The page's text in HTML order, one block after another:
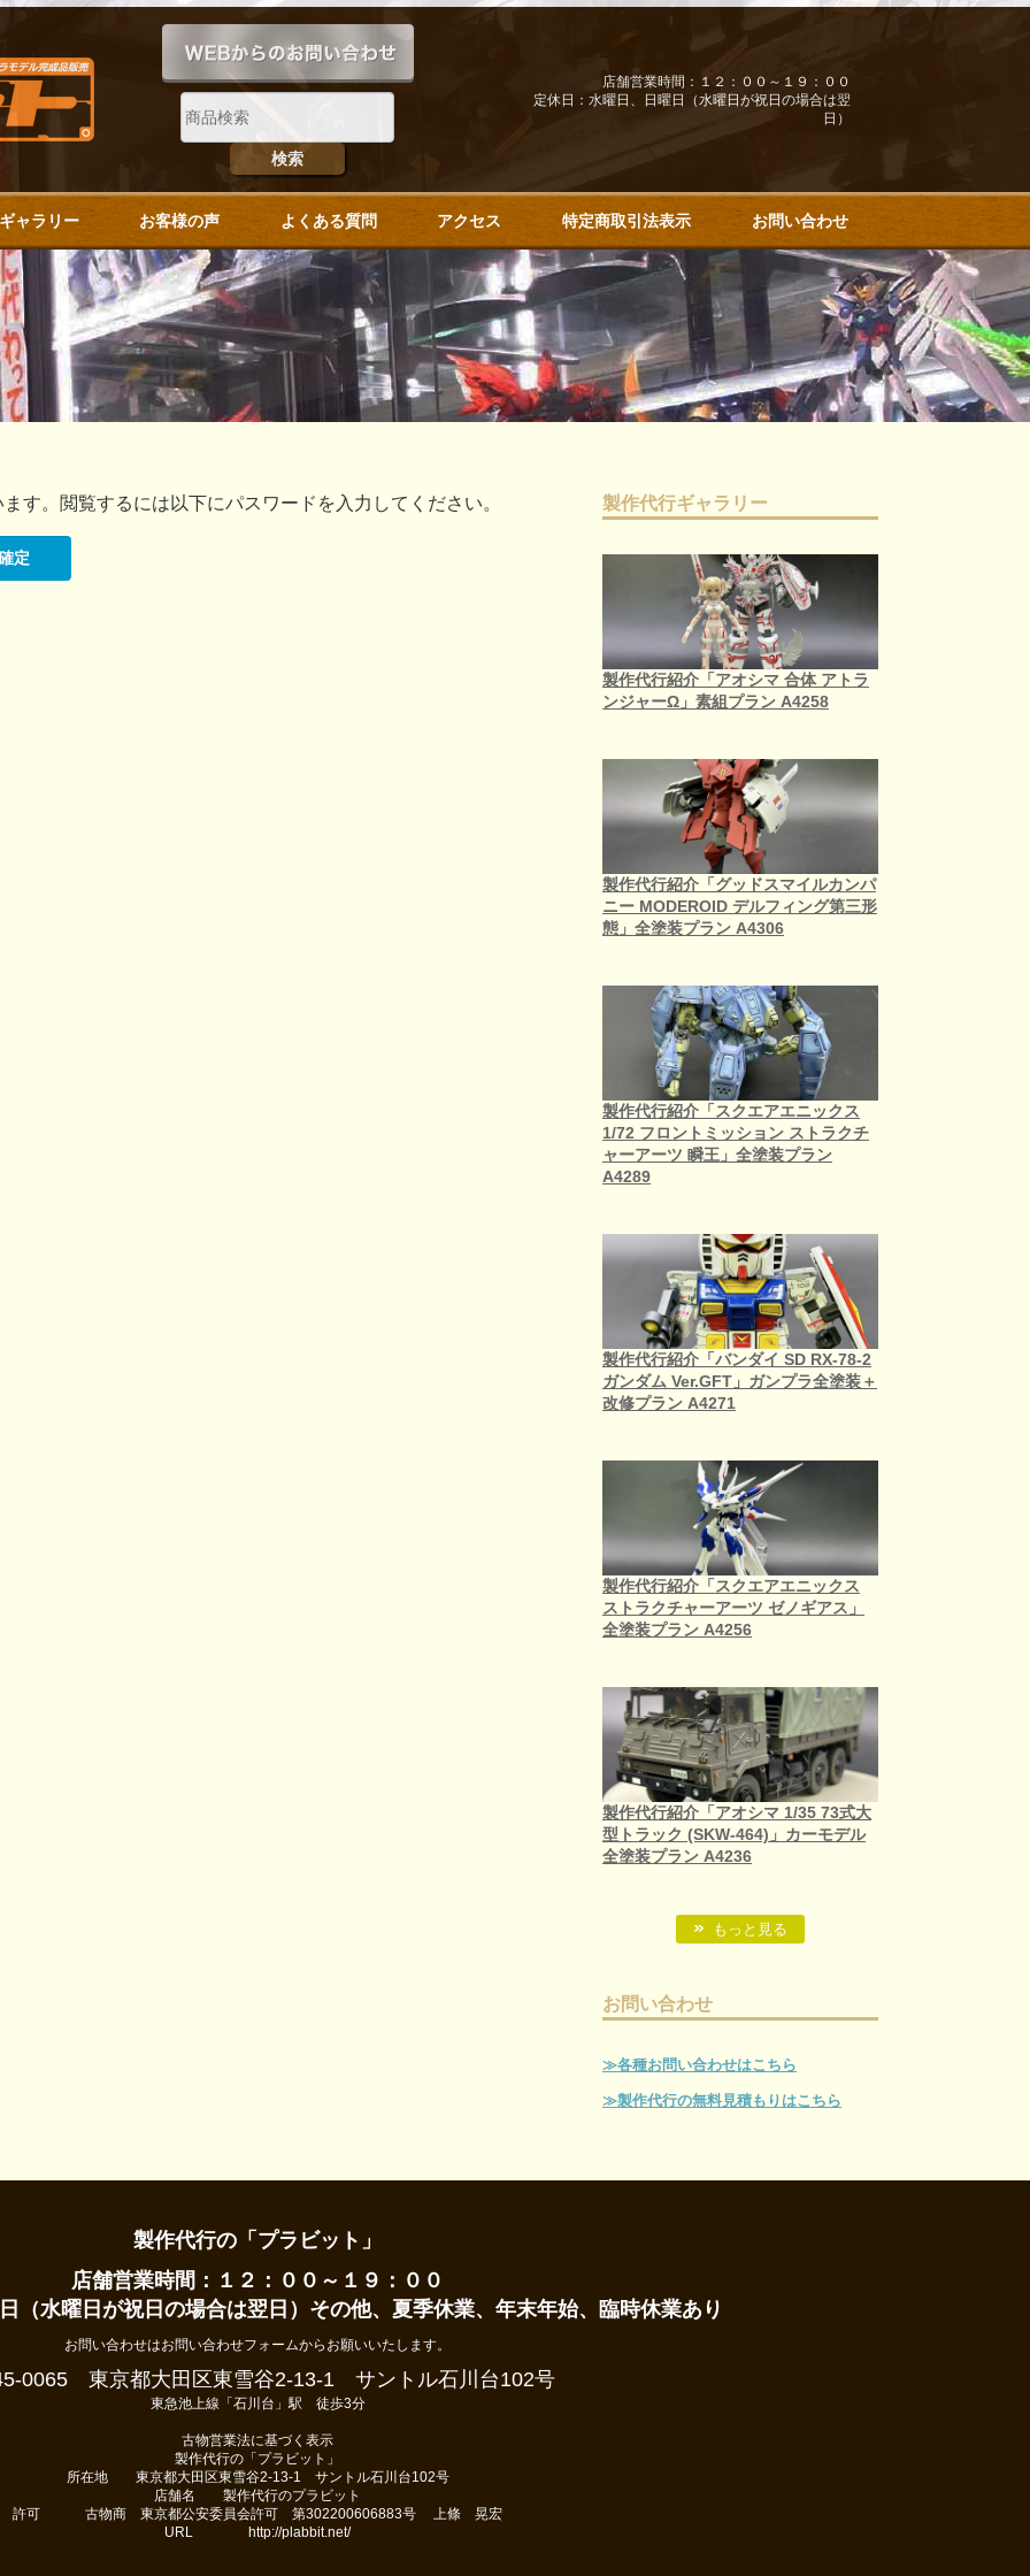
店舗営業時間：１２：００～１９：００
定休日：水曜日、日曜日（水曜日が祝日の場合は翌
日）
ャラリー お客様の声 よくある質問 アクセス 特定商取引法表示 お問い合わせ
す。閲覧するには以下にパスワードを入力してください。 製作代行ギャラリー
製作代行紹介「アオシマ 合体 アトラ
ンジャーΩ」素組プラン A4258
製作代行紹介「グッドスマイルカンパ
ニー MODEROID デルフィング第三形
態」全塗装プラン A4306
製作代行紹介「スクエアエニックス
1/72 フロントミッション ストラクチ
ャーアーツ 瞬王」全塗装プラン
A4289
製作代行紹介「バンダイ SD RX-78-2
ガンダム Ver.GFT」ガンプラ全塗装＋
改修プラン A4271
製作代行紹介「スクエアエニックス
ストラクチャーアーツ ゼノギアス」
全塗装プラン A4256
製作代行紹介「アオシマ 1/35 73式大
型トラック (SKW-464)」カーモデル
全塗装プラン A4236
もっと見る
お問い合わせ
≫各種お問い合わせはこちら
≫製作代行の無料見積もりはこちら
製作代行の「プラビット」
店舗営業時間：１２：００～１９：００
（水曜日が祝日の場合は翌日）その他、夏季休業、年末年始、臨時休業あり
お問い合わせはお問い合わせフォームからお願いいたします。
0065 東京都大田区東雪谷2-13-1 サントル石川台102号
東急池上線「石川台」駅 徒歩3分
古物営業法に基づく表示
製作代行の「プラビット」
所在地 東京都大田区東雪谷2-13-1 サントル石川台102号
店舗名 製作代行のプラビット
許可 古物商 東京都公安委員会許可 第302200606883号 上條 晃宏
URL http://plabbit.net/